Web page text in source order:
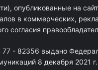
опубликованные на
в коммерческих,
согласия
- 82356 выдано
8 декабря 2021 г.